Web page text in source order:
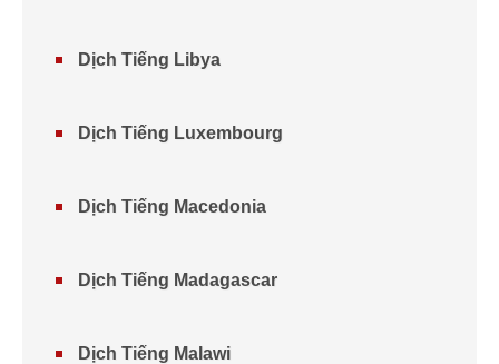
Dịch Tiếng Libya
Dịch Tiếng Luxembourg
Dịch Tiếng Macedonia
Dịch Tiếng Madagascar
Dịch Tiếng Malawi